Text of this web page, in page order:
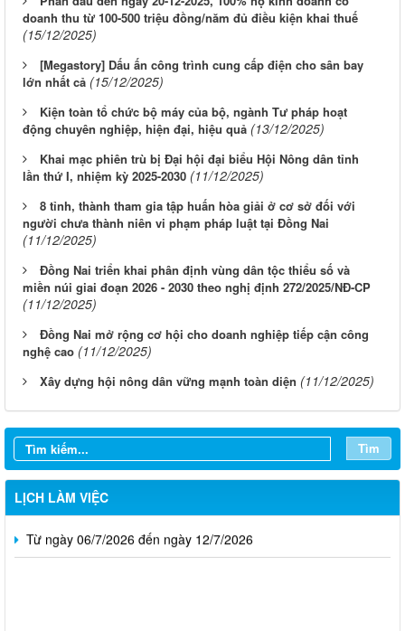
doanh thu từ 100-500 triệu đồng/năm đủ điều kiện khai thuế
(15/12/2025)
[Megastory] Dấu ấn công trình cung cấp điện cho sân bay
lớn nhất cả (15/12/2025)
Kiện toàn tổ chức bộ máy của bộ, ngành Tư pháp hoạt
động chuyên nghiệp, hiện đại, hiệu quả (13/12/2025)
Khai mạc phiên trù bị Đại hội đại biểu Hội Nông dân tỉnh
lần thứ I, nhiệm kỳ 2025-2030 (11/12/2025)
8 tỉnh, thành tham gia tập huấn hòa giải ở cơ sở đối với
người chưa thành niên vi phạm pháp luật tại Đồng Nai
(11/12/2025)
Đồng Nai triển khai phân định vùng dân tộc thiểu số và
miền núi giai đoạn 2026 - 2030 theo nghị định 272/2025/NĐ-CP
(11/12/2025)
Đồng Nai mở rộng cơ hội cho doanh nghiệp tiếp cận công
nghệ cao (11/12/2025)
Xây dựng hội nông dân vững mạnh toàn diện (11/12/2025)
Tìm
LỊCH LÀM VIỆC
Từ ngày 03/8/2026 đến ngày 09/8/2026
Từ ngày 27/7/2026 đến ngày 02/8/2026
Từ ngày 20/7/2026 đến ngày 26/7/2026
Từ ngày 13/7/2026 đến ngày 18/7/2026